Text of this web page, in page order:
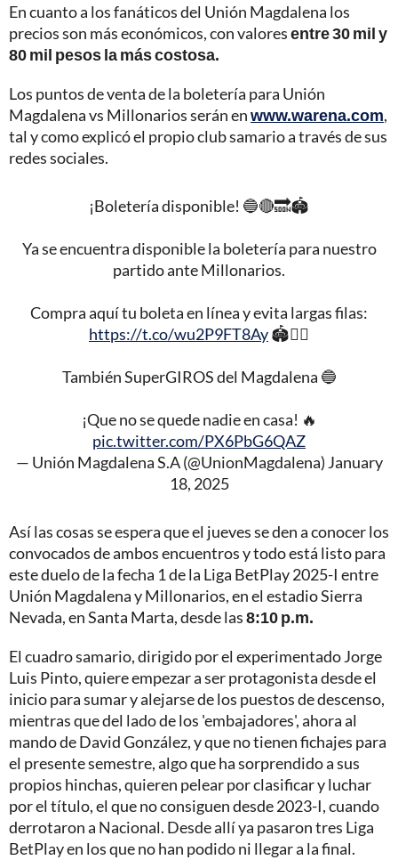
En cuanto a los fanáticos del Unión Magdalena los
precios son más económicos, con valoresentre 30 mil y
80 mil pesos la más costosa.
Los puntos de venta de la boletería para Unión
Magdalena vs Millonarios serán enwww.warena.com,
tal y como explicó el propio club samario a través de sus
redes sociales.
¡Boletería disponible! 🔵🔴🔜🏟️
Ya se encuentra disponible la boletería para nuestro
partido ante Millonarios.
Compra aquí tu boleta en línea y evita largas filas:
https://t.co/wu2P9FT8Ay🏟️👈🏻
También SuperGIROS del Magdalena 🔵
¡Que no se quede nadie en casa! 🔥
pic.twitter.com/PX6PbG6QAZ
— Unión Magdalena S.A (@UnionMagdalena) January
18, 2025
Así las cosas se espera que el jueves se den a conocer los
convocados de ambos encuentros y todo está listo para
este duelo de la fecha 1 de la Liga BetPlay 2025-I entre
Unión Magdalena y Millonarios, en el estadio Sierra
Nevada, en Santa Marta, desde las8:10 p.m.
El cuadro samario, dirigido por el experimentado Jorge
Luis Pinto, quiere empezar a ser protagonista desde el
inicio para sumar y alejarse de los puestos de descenso,
mientras que del lado de los 'embajadores', ahora al
mando de David González, y que no tienen fichajes para
el presente semestre, algo que ha sorprendido a sus
propios hinchas, quieren pelear por clasificar y luchar
por el título, el que no consiguen desde 2023-I, cuando
derrotaron a Nacional. Desde allí ya pasaron tres Liga
BetPlay en los que no han podido ni llegar a la final.